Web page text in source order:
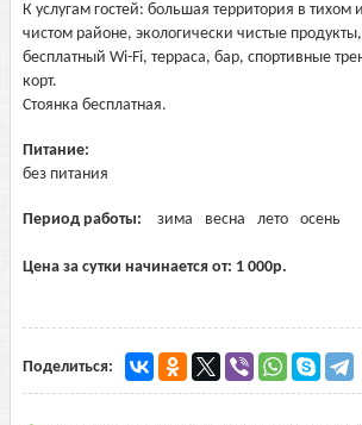
К услугам гостей: большая территория в тихом
чистом районе, экологически чистые
бесплатный Wi-Fi, терраса, бар, спортивные
корт.
Стоянка бесплатная.
Питание:
без питания
Период работы: зима весна лето осень
Цена за сутки начинается от: 1 000р.
Поделиться: